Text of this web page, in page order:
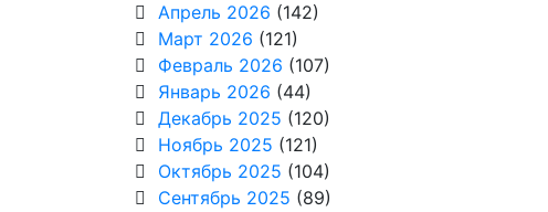
Апрель 2026 (142)
Март 2026 (121)
Февраль 2026 (107)
Январь 2026 (44)
Декабрь 2025 (120)
Ноябрь 2025 (121)
Октябрь 2025 (104)
Сентябрь 2025 (89)